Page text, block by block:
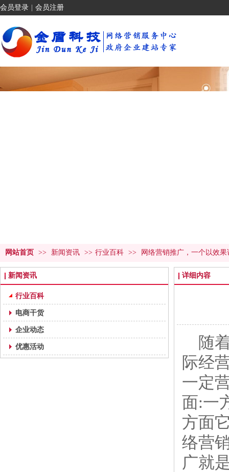
会员登录 会员注册
网站首页 >> 新闻资讯 >> 行业百科 >> 网络营销推广，一个以效
新闻资讯
行业百科
电商干货
企业动态
优惠活动
详细内容
随
际经
一定
面:一
方面
络营
广就